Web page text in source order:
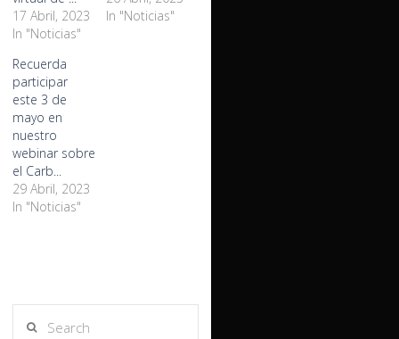
17 Abril, 2023
In "Noticias"
In "Noticias"
Recuerda
participar
este 3 de
mayo en
nuestro
webinar sobre
el Carb...
29 Abril, 2023
In "Noticias"